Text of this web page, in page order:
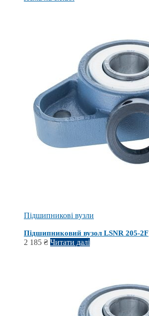
Підшипникові вузли
Підшипниковий вузол LSNR 205-2F
2 185 ₴ Читати далі